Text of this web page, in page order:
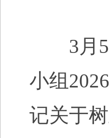
3月 5
小组
记关于